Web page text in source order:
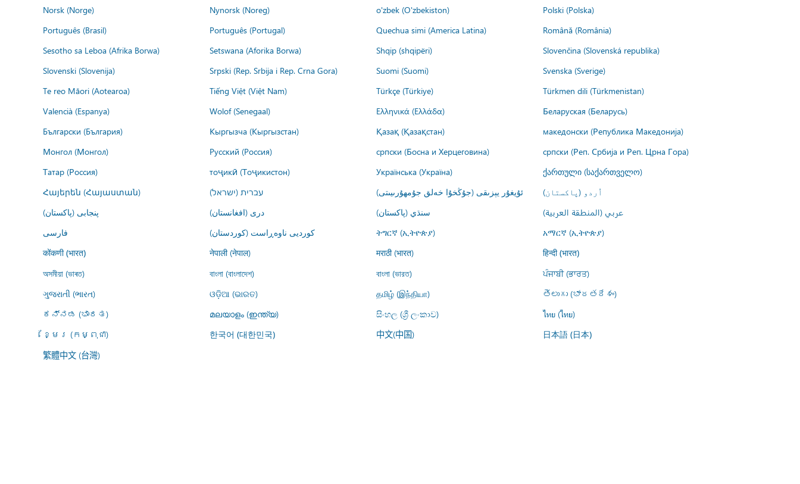
Norsk (Norge)
Nynorsk (Noreg) o'zbek (O'zbekiston)
Polski (Polska)
Português (Brasil)
Português (Portugal) Quechua simi (America Latina)
Română (România)
Sesotho sa Leboa (Afrika Borwa)
Setswana (Aforika Borwa) Shqip (shqipëri)
Slovenčina (Slovenská republika)
Slovenski (Slovenija)
Srpski (Rep. Srbija i Rep. Crna Gora) Suomi (Suomi)
Svenska (Sverige)
Te reo Māori (Aotearoa)
Tiếng Việt (Việt Nam) Türkçe (Türkiye)
Türkmen dili (Türkmenistan)
Valencià (Espanya)
Wolof (Senegaal) Ελληνικά (Ελλάδα)
Беларуская (Беларусь)
Български (България)
Кыргызча (Кыргызстан) Қазақ (Қазақстан)
македонски (Република Македонија)
Монгол (Монгол)
Русский (Россия) српски (Босна и Херцеговина)
српски (Реп. Србија и Реп. Црна Гора)
Татар (Россия)
тоҷикӣ (Тоҷикистон) Українська (Україна)
ქართული (საქართველო)
Հայերեն (Հայաստան)
עברית (ישראל) ئۇيغۇر يېزىقى (جۇڭخۇا خەلق جۇمھۇرىيىتى)
اُردو (پاکستان)
پنجابی (پاکستان)
درى (افغانستان) سنڌي (پاکستان)
عربي (المنطقة العربية)
فارسى
کوردیی ناوەڕاست (کوردستان) ትግርኛ (ኢትዮጵያ) አማርኛ (ኢትዮጵያ)
कोंकणी (भारत) नेपाली (नेपाल) मराठी (भारत) हिन्दी (भारत)
অসমীয়া (ভাৰত) বাংলা (বাংলাদেশ) বাংলা (ভারত)
ਪੰਜਾਬੀ (ਭਾਰਤ)
ગુજરાતી (ભારત)
ଓଡ଼ିଆ (ଭାରତ) தமிழ் (இந்தியா)
తెలుగు (భారతదేశం)
ಕನ್ನಡ (ಭಾರತ)
മലയാളം (ഇന്ത്യ) සිංහල (ශ්‍රී ලංකාව)
ไทย (ไทย)
ខ្មែរ (កម្ពុជា)
한국어 (대한민국) 中文(中国) 日本語 (日本)
繁體中文 (台灣)